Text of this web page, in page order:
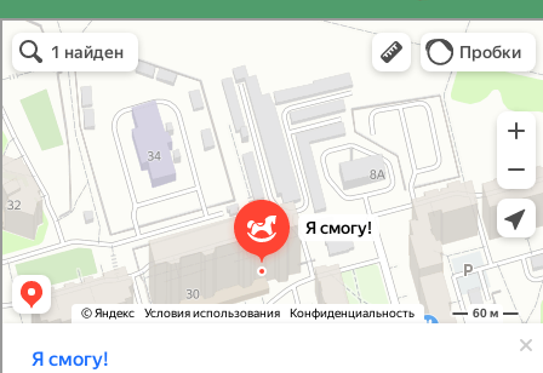
Я смогу!
Центр развития ребёнка в Калуге
Детский сад, ясли в Калуге